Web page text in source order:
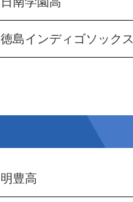
徳島インディゴソックス
明豊高